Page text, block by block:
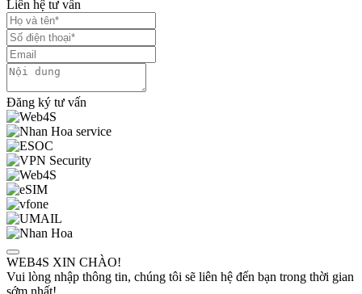
Liên hệ tư vấn
Đăng ký tư vấn
WEB4S XIN CHÀO!
Vui lòng nhập thông tin, chúng tôi sẽ liên hệ đến bạn trong thời gian